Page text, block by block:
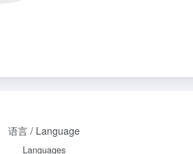
语言 / Language
Languages